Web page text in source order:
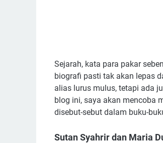
Sejarah, kata para pakar
biografi pasti tak akan lepas
alias lurus mulus, tetapi ada
blog ini, saya akan mencoba
disebut-sebut dalam buku-
Sutan Syahrir dan Maria